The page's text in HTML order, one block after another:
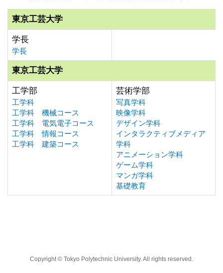
東京工芸大学
学長
学長
東京工芸大学
工学部
工学科
工学科 機械コース
工学科 電気電子コース
工学科 情報コース
工学科 建築コース
芸術学部
写真学科
映像学科
デザイン学科
インタラクティブメディア
学科
アニメーション学科
ゲーム学科
マンガ学科
基礎教育
Copyright © Tokyo Polytechnic University. All rights reserved.